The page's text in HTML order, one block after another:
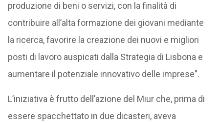
produzione di beni o servizi, con la finalità di
contribuire all’alta formazione dei giovani mediante
la ricerca, favorire la creazione dei nuovi e migliori
posti di lavoro auspicati dalla Strategia di Lisbona e
aumentare il potenziale innovativo delle imprese”.
L’iniziativa è frutto dell’azione del Miur che, prima di
essere spacchettato in due dicasteri, aveva